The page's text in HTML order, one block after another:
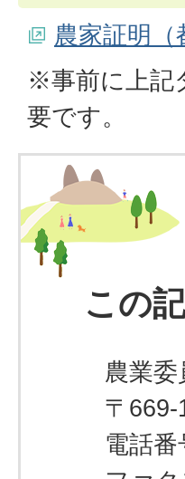
農家証明
※事前に上記
要です。
この
農業委
〒
電話